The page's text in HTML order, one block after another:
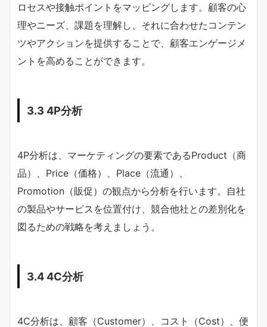
ロセスや接触ポイントをマッピングします。顧客の心
理やニーズ、課題を理解し、それに合わせたコンテン
ツやアクションを提供することで、顧客エンゲージメ
ントを高めることができます。
3.3 4P分析
4P分析は、マーケティングの要素であるProduct（商
品）、Price（価格）、Place（流通）、
Promotion（販促）の観点から分析を行います。自社
の製品やサービスを位置付け、競合他社との差別化を
図るための戦略を考えましょう。
3.4 4C分析
4C分析は、顧客（Customer）、コスト（Cost）、便